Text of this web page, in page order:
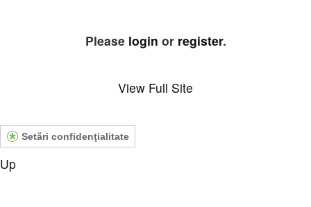
Please login or register.
View Full Site
Setări confidenţialitate
Up